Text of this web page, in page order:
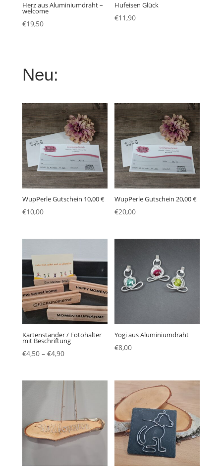
Herz aus Aluminiumdraht –
welcome
€19,50
Hufeisen Glück
€11,90
Neu:
WupPerle Gutschein 10,00 €
€10,00
WupPerle Gutschein 20,00 €
€20,00
Kartenständer / Fotohalter
mit Beschriftung
€4,50– €4,90
Yogi aus Aluminiumdraht
€8,00